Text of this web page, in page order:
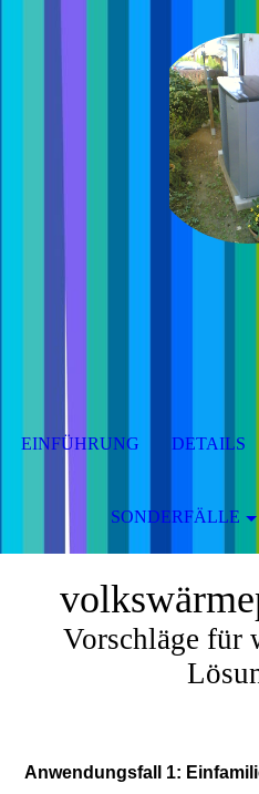
Vorschläge für
Anwendungsfall 1:
EINFÜHRUNG DETAILS
SONDERFÄLLE